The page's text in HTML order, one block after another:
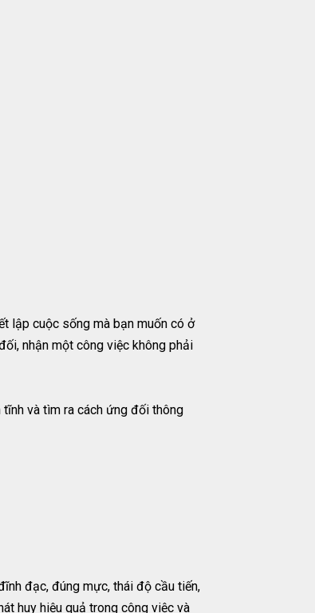
lập cuộc sống mà bạn muốn có ở
nhận một công việc không phải
và tìm ra cách ứng đối thông
đạc, đúng mực, thái độ cầu tiến,
huy hiệu quả trong công việc và